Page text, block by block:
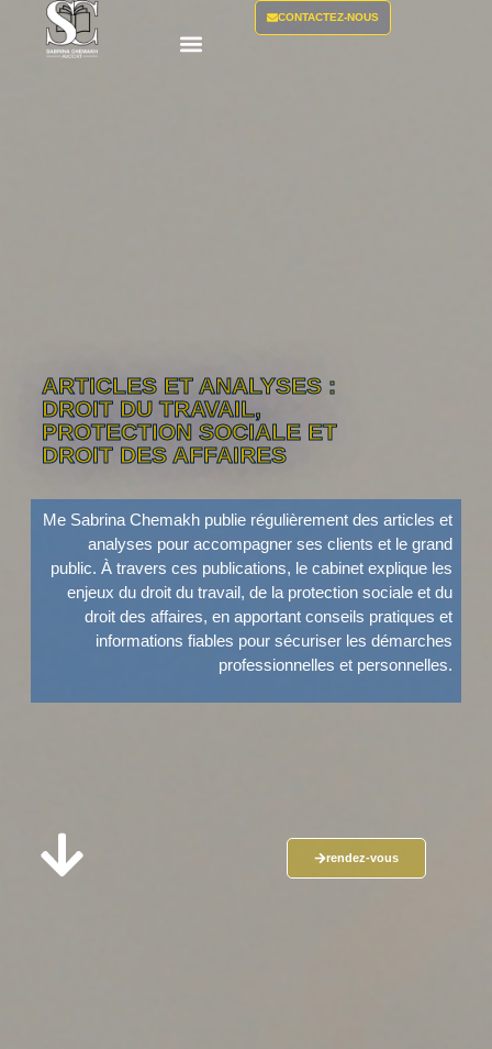
CONTACTEZ-NOUS
ARTICLES ET ANALYSES :
DROIT DU TRAVAIL,
PROTECTION SOCIALE ET
DROIT DES AFFAIRES
Me Sabrina Chemakh publie régulièrement des articles et
analyses pour accompagner ses clients et le grand
public. À travers ces publications, le cabinet explique les
enjeux du droit du travail, de la protection sociale et du
droit des affaires, en apportant conseils pratiques et
informations fiables pour sécuriser les démarches
professionnelles et personnelles.
rendez-vous